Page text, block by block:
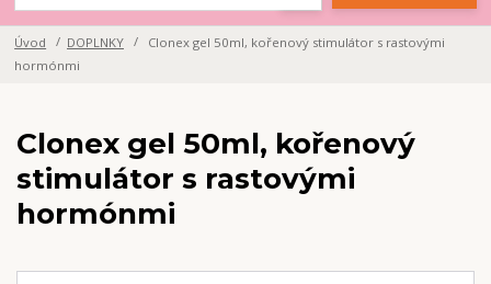
Úvod DOPLNKY
Clonex gel 50ml, kořenový stimulátor s rastovými
hormónmi
Clonex gel 50ml, kořenový
stimulátor s rastovými
hormónmi